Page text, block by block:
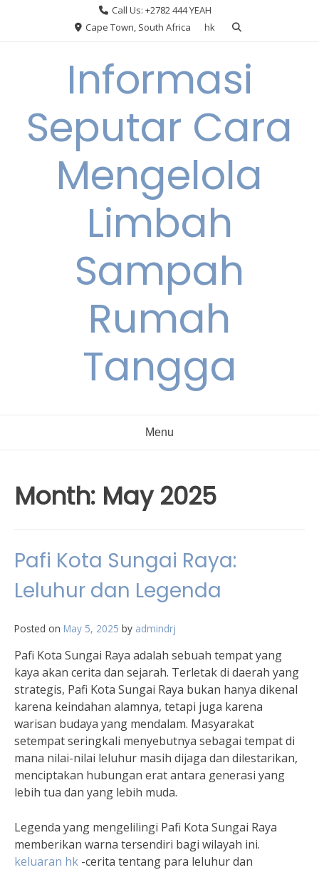
Call Us: +2782 444 YEAH
Cape Town, South Africa
hk
Informasi
Seputar Cara
Mengelola
Limbah
Sampah
Rumah
Tangga
Menu
Month: May 2025
Pafi Kota Sungai Raya:
Leluhur dan Legenda
Posted on May 5, 2025 by admindrj
Pafi Kota Sungai Raya adalah sebuah tempat yang
kaya akan cerita dan sejarah. Terletak di daerah yang
strategis, Pafi Kota Sungai Raya bukan hanya dikenal
karena keindahan alamnya, tetapi juga karena
warisan budaya yang mendalam. Masyarakat
setempat seringkali menyebutnya sebagai tempat di
mana nilai-nilai leluhur masih dijaga dan dilestarikan,
menciptakan hubungan erat antara generasi yang
lebih tua dan yang lebih muda.
Legenda yang mengelilingi Pafi Kota Sungai Raya
memberikan warna tersendiri bagi wilayah ini.
keluaran hk -cerita tentang para leluhur dan